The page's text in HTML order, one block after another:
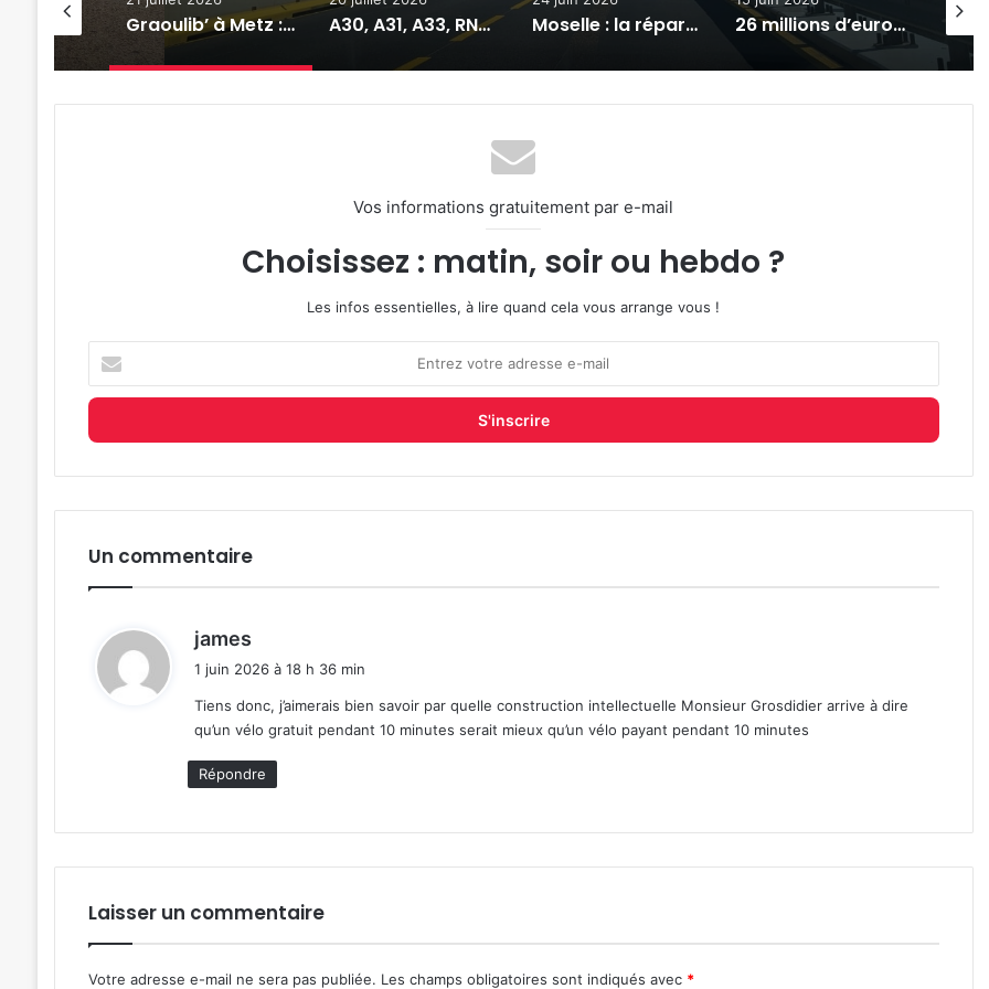
Graoulib’ à Metz : plus d’un million de kilomètres au compteur pour les vélos en libre-service A30, A31, A33, RN4 : quels sont les grands chantiers de l’été 2026 en Lorraine ? Moselle : la réparation du viaduc de Beauregard évite un « scénario catastrophe » sur l’A31 (photos) 26 millions d’euros pour préparer le Grand Est au changement climatique
Vos informations gratuitement par e-mail
Choisissez : matin, soir ou hebdo ?
Les infos essentielles, à lire quand cela vous arrange vous !
votre
adresse
mail
Un commentaire
james
:
1 juin 2026 à 18 h 36 min
Tiens donc, j’aimerais bien savoir par quelle construction intellectuelle Monsieur Grosdidier arrive à dire
qu’un vélo gratuit pendant 10 minutes serait mieux qu’un vélo payant pendant 10 minutes
Répondre
Laisser un commentaire
Votre adresse e-mail ne sera pas publiée. Les champs obligatoires sont indiqués avec *